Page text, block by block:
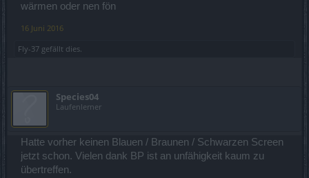
wärmen oder nen fön
16 Juni 2016
Fly-37 gefällt dies.
Species04
Laufenlerner
Hatte vorher keinen Blauen / Braunen / Schwarzen Screen
jetzt schon. Vielen dank BP ist an unfähigkeit kaum zu
übertreffen.